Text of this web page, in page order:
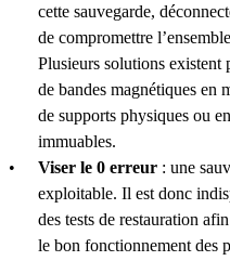
cette sauvegarde,
de compromettre
Plusieurs solutions existent
de bandes magnétiques
de supports physiques ou
immuables.
Viser le 0 erreur : une
exploitable. Il est donc
des tests de restauration
le bon fonctionnement des